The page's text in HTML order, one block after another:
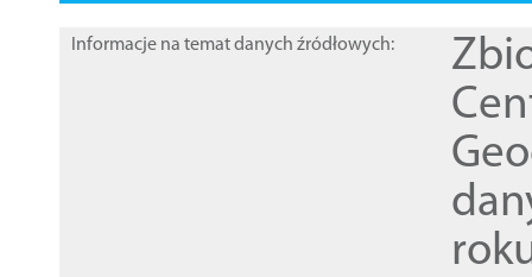
Informacje na temat danych źródłowych: